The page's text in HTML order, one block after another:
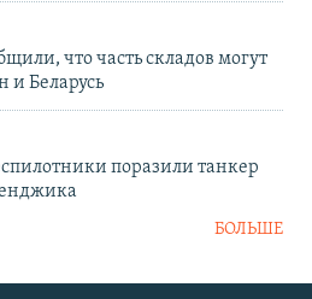
что часть складов могут
и Беларусь
поразили танкер
БОЛЬШЕ